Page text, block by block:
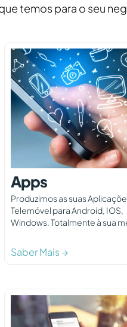
temos para o seu
Apps
Produzimos as suas
Telemóvel para Android, IOS,
Windows. Totalmente à sua
Saber Mais →